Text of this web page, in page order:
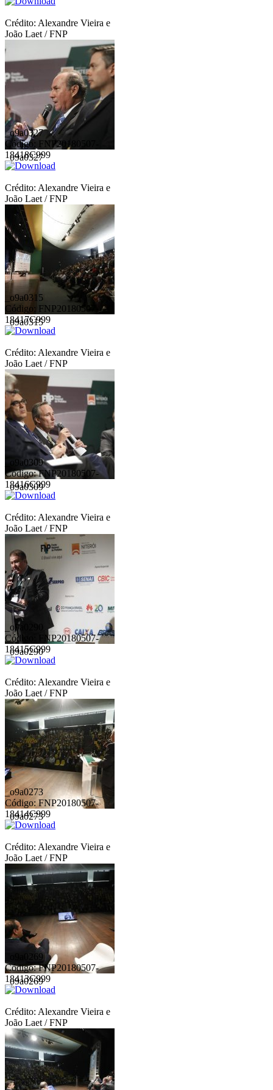
Crédito: Alexandre Vieira e
João Laet / FNP
_o9a0327
_o9a0327
Código: FNP20180507-
18418C999
Crédito: Alexandre Vieira e
João Laet / FNP
_o9a0315
_o9a0315
Código: FNP20180507-
18417C999
Crédito: Alexandre Vieira e
João Laet / FNP
_o9a0309
_o9a0309
Código: FNP20180507-
18416C999
Crédito: Alexandre Vieira e
João Laet / FNP
_o9a0290
_o9a0290
Código: FNP20180507-
18415C999
Crédito: Alexandre Vieira e
João Laet / FNP
_o9a0273
_o9a0273
Código: FNP20180507-
18414C999
Crédito: Alexandre Vieira e
João Laet / FNP
_o9a0269
_o9a0269
Código: FNP20180507-
18413C999
Crédito: Alexandre Vieira e
João Laet / FNP